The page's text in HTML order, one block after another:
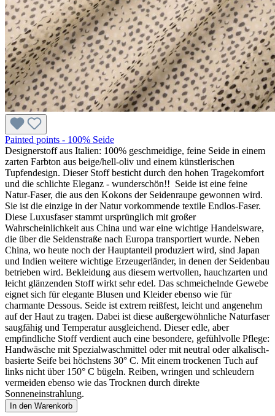
Painted points - 100% Seide
Designerstoff aus Italien: 100% geschmeidige, feine Seide in einem
zarten Farbton aus beige/hell-oliv und einem künstlerischen
Tupfendesign. Dieser Stoff besticht durch den hohen Tragekomfort
und die schlichte Eleganz - wunderschön!! Seide ist eine feine
Natur-Faser, die aus den Kokons der Seidenraupe gewonnen wird.
Sie ist die einzige in der Natur vorkommende textile Endlos-Faser.
Diese Luxusfaser stammt ursprünglich mit großer
Wahrscheinlichkeit aus China und war eine wichtige Handelsware,
die über die Seidenstraße nach Europa transportiert wurde. Neben
China, wo heute noch der Hauptanteil produziert wird, sind Japan
und Indien weitere wichtige Erzeugerländer, in denen der Seidenbau
betrieben wird. Bekleidung aus diesem wertvollen, hauchzarten und
leicht glänzenden Stoff wirkt sehr edel. Das schmeichelnde Gewebe
eignet sich für elegante Blusen und Kleider ebenso wie für
charmante Dessous. Seide ist extrem reißfest, leicht und angenehm
auf der Haut zu tragen. Dabei ist diese außergewöhnliche Naturfaser
saugfähig und Temperatur ausgleichend. Dieser edle, aber
empfindliche Stoff verdient auch eine besondere, gefühlvolle Pflege:
Handwäsche mit Spezialwaschmittel oder mit neutral oder alkalisch-
basierte Seife bei höchstens 30° C. Mit einem trockenen Tuch auf
links nicht über 150° C bügeln. Reiben, wringen und schleudern
vermeiden ebenso wie das Trocknen durch direkte
Sonneneinstrahlung.
In den Warenkorb